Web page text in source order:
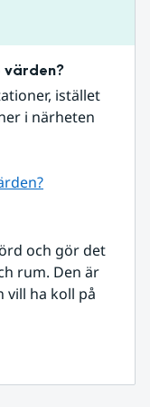
istället
i närheten
och gör det
rum. Den är
vill ha koll på